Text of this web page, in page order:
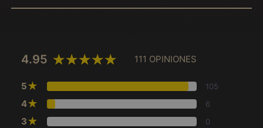
4.95 111 OPINIONES
5★ 105
4★ 6
3★ 0